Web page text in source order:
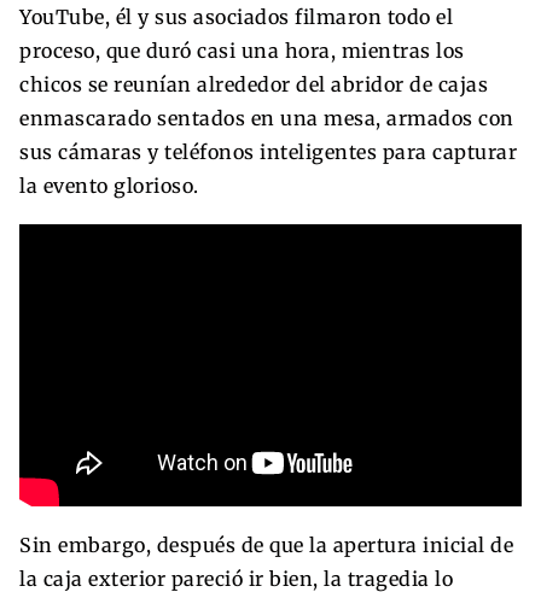
YouTube, él y sus asociados filmaron todo el
proceso, que duró casi una hora, mientras los
chicos se reunían alrededor del abridor de cajas
enmascarado sentados en una mesa, armados con
sus cámaras y teléfonos inteligentes para capturar
la evento glorioso.
Sin embargo, después de que la apertura inicial de
la caja exterior pareció ir bien, la tragedia lo